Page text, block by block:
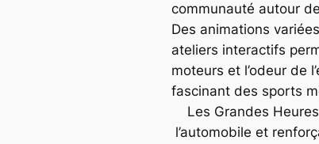
communauté autour
Des animations
ateliers interactifs
moteurs et l’odeur de
fascinant des sports
Les Grandes
l’automobile et